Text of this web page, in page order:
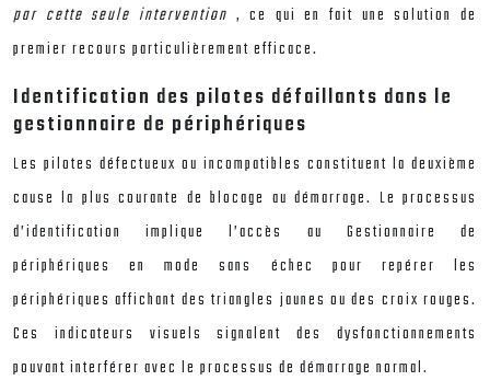
par cette seule intervention , ce qui en fait une solution de
premier recours particulièrement efficace.
Identification des pilotes défaillants dans le
gestionnaire de périphériques
Les pilotes défectueux ou incompatibles constituent la deuxième
cause la plus courante de blocage au démarrage. Le processus
d’identification implique l’accès au Gestionnaire de
périphériques en mode sans échec pour repérer les
périphériques affichant des triangles jaunes ou des croix rouges.
Ces indicateurs visuels signalent des dysfonctionnements
pouvant interférer avec le processus de démarrage normal.